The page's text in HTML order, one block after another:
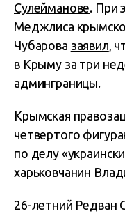
Сулейманове. При
Меджлиса
Чубарова заявил,
в Крыму за три
админграницы.
Крымская
четвертого
по делу
харьковчанин
26-летний Редван